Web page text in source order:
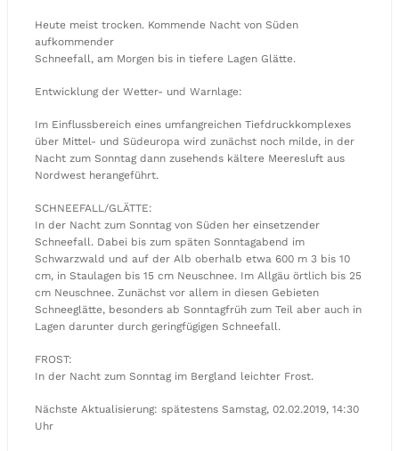
Heute meist trocken. Kommende Nacht von Süden
aufkommender
Schneefall, am Morgen bis in tiefere Lagen Glätte.
Entwicklung der Wetter- und Warnlage:
Im Einflussbereich eines umfangreichen Tiefdruckkomplexes
über Mittel- und Südeuropa wird zunächst noch milde, in der
Nacht zum Sonntag dann zusehends kältere Meeresluft aus
Nordwest herangeführt.
SCHNEEFALL/GLÄTTE:
In der Nacht zum Sonntag von Süden her einsetzender
Schneefall. Dabei bis zum späten Sonntagabend im
Schwarzwald und auf der Alb oberhalb etwa 600 m 3 bis 10
cm, in Staulagen bis 15 cm Neuschnee. Im Allgäu örtlich bis 25
cm Neuschnee. Zunächst vor allem in diesen Gebieten
Schneeglätte, besonders ab Sonntagfrüh zum Teil aber auch in
Lagen darunter durch geringfügigen Schneefall.
FROST:
In der Nacht zum Sonntag im Bergland leichter Frost.
Nächste Aktualisierung: spätestens Samstag, 02.02.2019, 14:30
Uhr